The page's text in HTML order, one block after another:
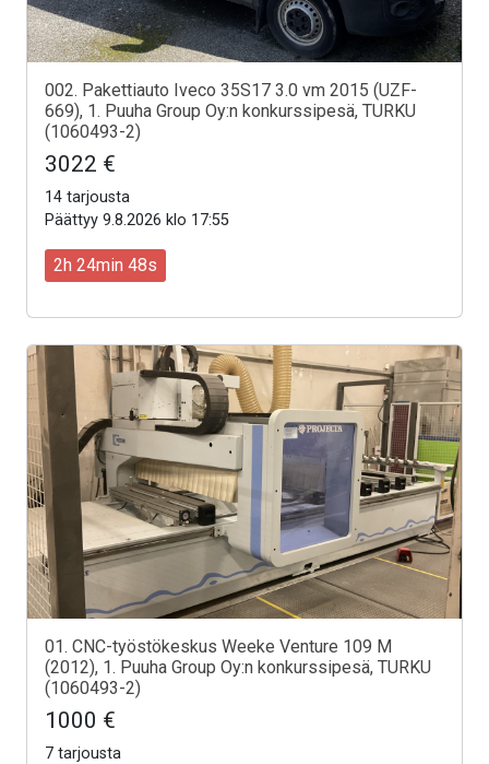
002. Pakettiauto Iveco 35S17 3.0 vm 2015 (UZF-
669), 1. Puuha Group Oy:n konkurssipesä, TURKU
(1060493-2)
3022 €
14 tarjousta
Päättyy 9.8.2026 klo 17:55
2h 24min 46s
01. CNC-työstökeskus Weeke Venture 109 M
(2012), 1. Puuha Group Oy:n konkurssipesä, TURKU
(1060493-2)
1000 €
7 tarjousta